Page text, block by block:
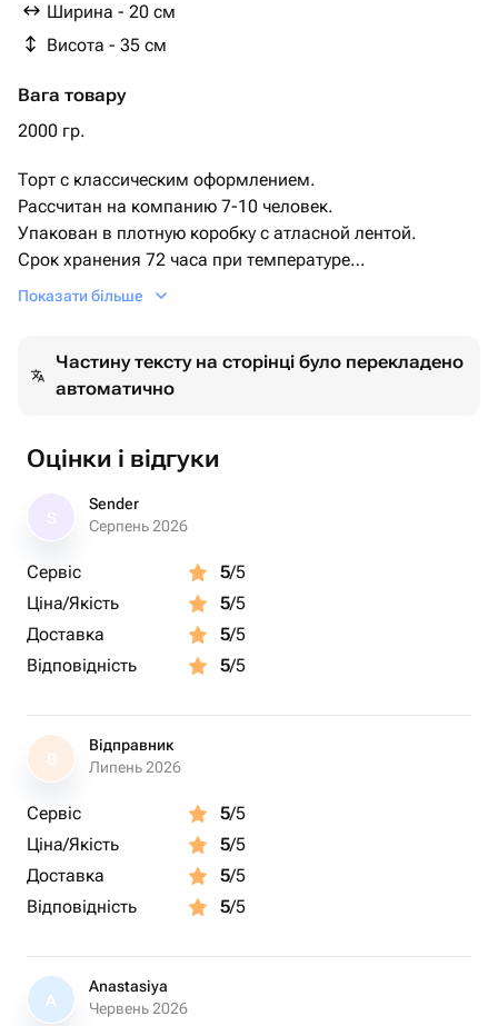
Начинка по умолчанию идет шоколадныйе шарики с
вафлями
Ширина - 20 см
Висота - 35 см
Вага товару
2000 гр.
Торт с классическим оформлением.
Рассчитан на компанию 7-10 человек.
Упакован в плотную коробку с атласной лентой.
Срок хранения 72 часа при температуре
+2+6.
Гладкое покрытие и крупные розовые орхидеи придают
ему утончённый и современный вид. Идеально
событий.
Закажите этот торт, чтобы добавить нотку элегантности
вашему празднику!
Показати більше
Частину тексту на сторінці було перекладено
автоматично
Оцінки і відгуки
Sender
Серпень 2026
Сервіс 5/5
Ціна/Якість
5/5
Доставка
5/5
Відповідність
5/5
В
Відправник
Липень 2026
Сервіс 5/5
Ціна/Якість
5/5
Доставка
5/5
Відповідність
5/5
A
Anastasiya
Червень 2026